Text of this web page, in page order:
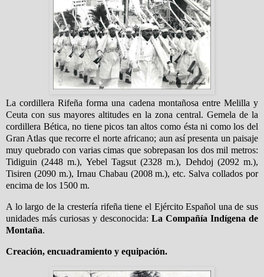
La cordillera Rifeña forma una cadena montañosa entre Melilla y
Ceuta con sus mayores altitudes en la zona central. Gemela de la
cordillera Bética, no tiene picos tan altos como ésta ni como los del
Gran Atlas que recorre el norte africano; aun así presenta un paisaje
muy quebrado con varias cimas que sobrepasan los dos mil metros:
Tidiguin (2448 m.), Yebel Tagsut (2328 m.), Dehdoj (2092 m.),
Tisiren (2090 m.), Irnau Chabau (2008 m.), etc. Salva collados por
encima de los 1500 m.
A lo largo de la crestería rifeña tiene el Ejército Español una de sus
unidades más curiosas y desconocida: La Compañía Indígena de
Montaña.
Creación, encuadramiento y equipación.